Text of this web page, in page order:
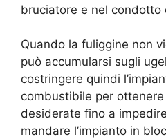
bruciatore e nel condotto
Quando la fuliggine non
può accumularsi sugli
costringere quindi
combustibile per
desiderate fino a
mandare l’impianto in